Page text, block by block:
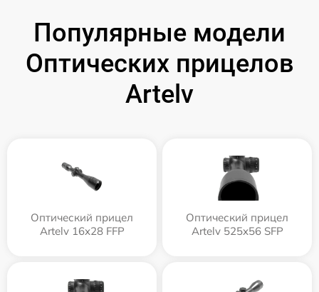
Популярные модели
Оптических прицелов
Artelv
Оптический прицел
Artelv 16x28 FFP
Оптический прицел
Artelv 525x56 SFP